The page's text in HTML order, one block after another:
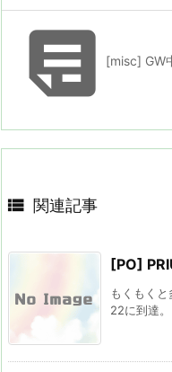
[misc] GW
 関連記事
[PO]
もくもく
22に到達